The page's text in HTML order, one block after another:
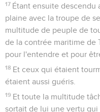
17 Étant ensuite descendu
plaine avec la troupe de
multitude de peuple de
de la contrée maritime de
pour l'entendre et pour
18 Et ceux qui étaient
étaient aussi guéris.
19 Et toute la multitude
sortait de lui une vertu qui